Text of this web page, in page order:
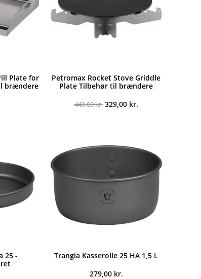
Plate for
brændere
Petromax Rocket Stove Griddle
Plate Tilbehør til brændere
449,00kr. Den
329,00 kr.Den
25 -
Trangia Kasserolle 25 HA 1,5 L
279,00 kr.